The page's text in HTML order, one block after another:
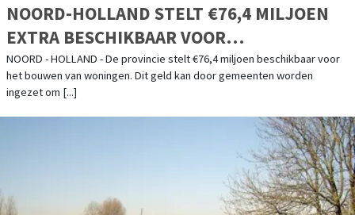
NOORD-HOLLAND STELT €76,4 MILJOEN
EXTRA BESCHIKBAAR VOOR
WONINGBOUW
NOORD - HOLLAND - De provincie stelt €76,4 miljoen beschikbaar voor
het bouwen van woningen. Dit geld kan door gemeenten worden
ingezet om [...]